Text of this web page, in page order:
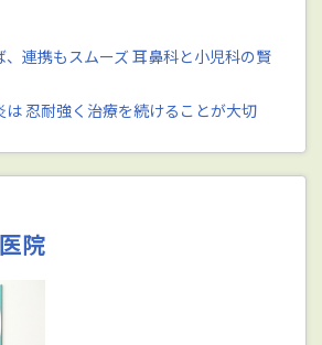
連携もスムーズ 耳鼻科と小児科の賢
は 忍耐強く治療を続けることが大切
院